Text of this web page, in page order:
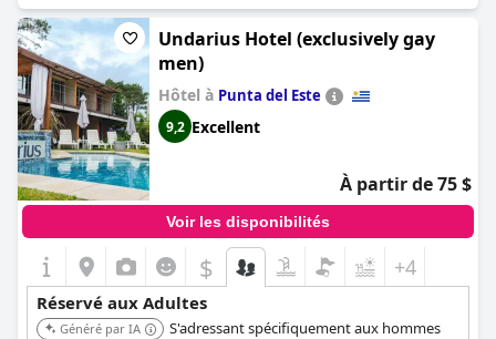
une expérience agréable à ses clients. L'absence d'enfants et
d'animaux domestiques contribue à créer un environnement
idéal pour un repos paisible. L'hôtel ne compte que 15
chambres, privilégiant ainsi une expérience plus intime et
personnalisée. Les commentaires suggèrent que le Live Hotel
Boutique est fortement recommandé pour les couples à la
recherche d'un séjour relaxant.
Undarius Hotel (exclusively gay
men)
Hôtel à Punta del Este
9,2 Excellent
À partir de 75 $
Voir les disponibilités
$ +4
Réservé aux Adultes
Généré par IA
S'adressant spécifiquement aux hommes